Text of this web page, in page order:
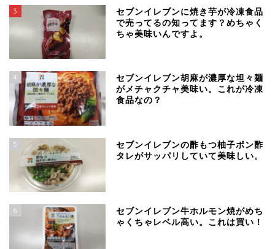
3
セブンイレブンに焼き芋が冷凍食品
で売ってるの知ってます？めちゃく
ちゃ美味いんですよ。
4
セブンイレブン胡麻が濃厚な坦々麺
がメチャクチャ美味い。これが冷凍
食品なの？
5
セブンイレブンの酢もつ柚子ポン酢
タレがサッパリしていて美味しい。
6
セブンイレブン牛ホルモン焼がめち
ゃくちゃレベル高い。これは買い！